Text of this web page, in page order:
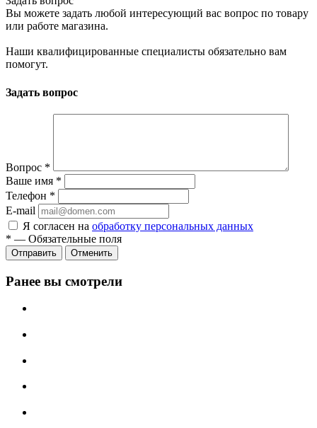
Вы можете задать любой интересующий вас вопрос по товару
или работе магазина.
Наши квалифицированные специалисты обязательно вам
помогут.
Задать вопрос
Вопрос *
Ваше имя *
Телефон *
E-mail
Я согласен на обработку персональных данных
* — Обязательные поля
Отменить
Ранее вы смотрели